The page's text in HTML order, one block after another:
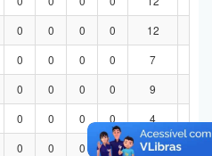
0 0 0 0 12
0 0 0 0 7
0 0 0 0 9
0 0 0 0 4
0 0 0 0 5